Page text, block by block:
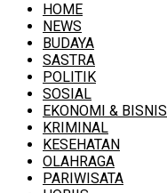
HOME
NEWS
BUDAYA
SASTRA
POLITIK
SOSIAL
EKONOMI & BISNIS
KRIMINAL
KESEHATAN
OLAHRAGA
PARIWISATA